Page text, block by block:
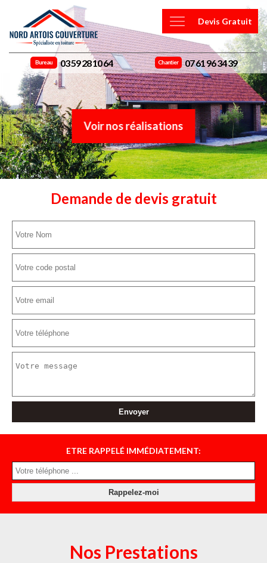
Devis Gratuit
Bureau 03 59 28 10 64 Chantier 07 61 96 34 39
Voir nos réalisations
Demande de devis gratuit
ETRE RAPPELÉ IMMÉDIATEMENT:
Nos Prestations